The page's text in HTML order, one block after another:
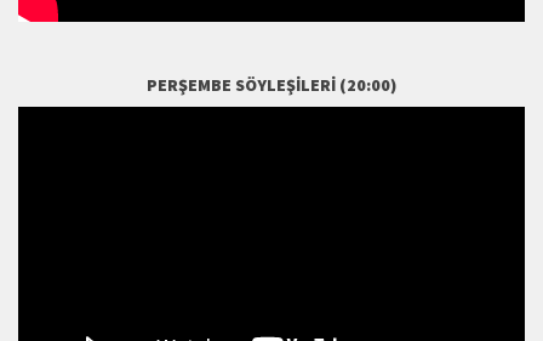
PERŞEMBE SÖYLEŞILERI (20:00)